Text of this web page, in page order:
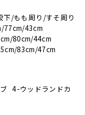
/もも周り/すそ周り
77cm/43cm
80cm/44cm
83cm/47cm
4-ウッドランドカ